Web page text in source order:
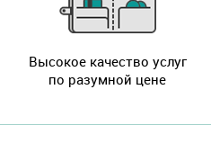
Высокое качество услуг
по разумной цене